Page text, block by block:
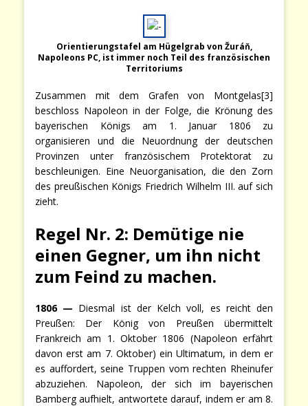
Orientierungstafel am Hügelgrab von Žuráň,
Napoleons PC, ist immer noch Teil des französischen
Territoriums
Zusammen mit dem Grafen von Montgelas[3]
beschloss Napoleon in der Folge, die Krönung des
bayerischen Königs am 1. Januar 1806 zu
organisieren und die Neuordnung der deutschen
Provinzen unter französischem Protektorat zu
beschleunigen. Eine Neuorganisation, die den Zorn
des preußischen Königs Friedrich Wilhelm III. auf sich
zieht.
Regel Nr. 2: Demütige nie
einen Gegner, um ihn nicht
zum Feind zu machen.
1806 — Diesmal ist der Kelch voll, es reicht den
Preußen: Der König von Preußen übermittelt
Frankreich am 1. Oktober 1806 (Napoleon erfährt
davon erst am 7. Oktober) ein Ultimatum, in dem er
es auffordert, seine Truppen vom rechten Rheinufer
abzuziehen. Napoleon, der sich im bayerischen
Bamberg aufhielt, antwortete darauf, indem er am 8.